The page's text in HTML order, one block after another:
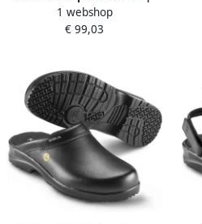
Zwart | 11.012.026.43
1 webshop
€ 99,03